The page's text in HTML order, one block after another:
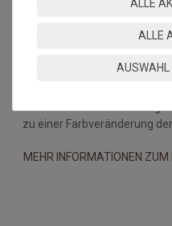
sowie Farbabweichungen
durch eine Wechselwirkung
zu einer Farbveränderung
MEHR INFORMATIONEN
ALLE
ALLE
AUSWAHL